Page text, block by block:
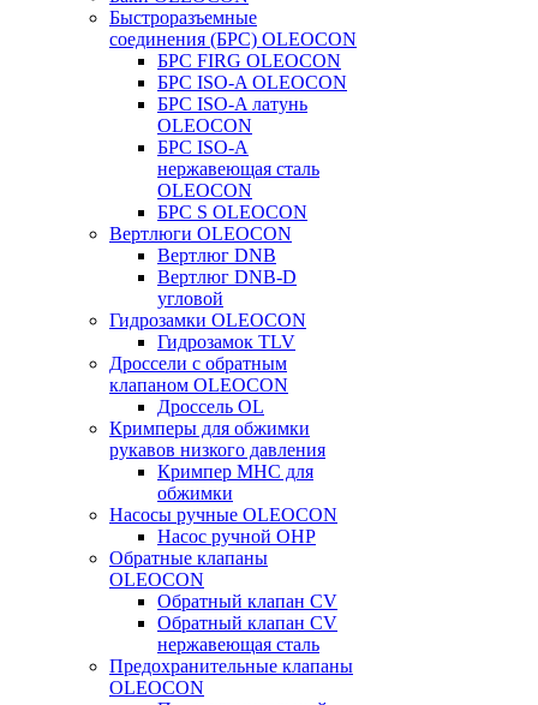
Быстроразъемные
соединения (БРС) OLEOCON
БРС FIRG OLEOCON
БРС ISO-A OLEOCON
БРС ISO-A латунь
OLEOCON
БРС ISO-A
нержавеющая сталь
OLEOCON
БРС S OLEOCON
Вертлюги OLEOCON
Вертлюг DNB
Вертлюг DNB-D
угловой
Гидрозамки OLEOCON
Гидрозамок TLV
Дроссели с обратным
клапаном OLEOCON
Дроссель OL
Кримперы для обжимки
рукавов низкого давления
Кримпер MHC для
обжимки
Насосы ручные OLEOCON
Насос ручной OHP
Обратные клапаны
OLEOCON
Обратный клапан CV
Обратный клапан CV
нержавеющая сталь
Предохранительные клапаны
OLEOCON